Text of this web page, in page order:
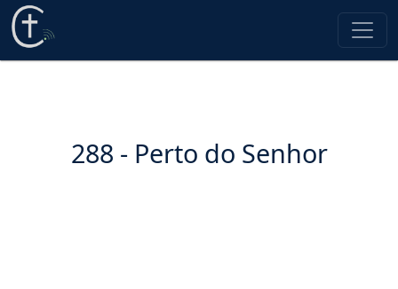
288 - Perto do Senhor